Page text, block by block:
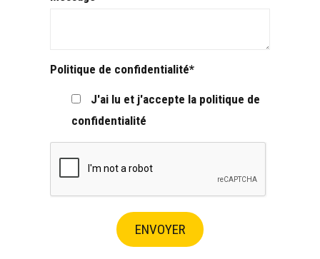
Politique de confidentialité
J'ai lu et j'accepte la politique de
confidentialité
ENVOYER